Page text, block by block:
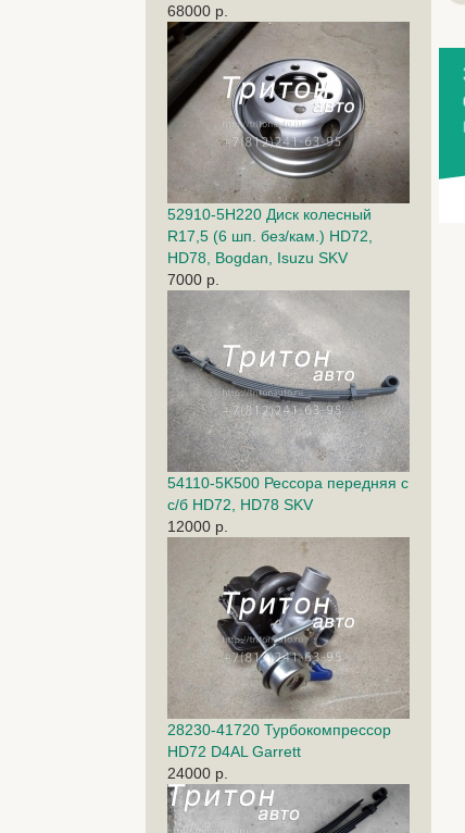
68000 р.
52910-5H220 Диск колесный
R17,5 (6 шп. без/кам.) HD72,
HD78, Bogdan, Isuzu SKV
7000 р.
54110-5K500 Рессора передняя с
с/б HD72, HD78 SKV
12000 р.
28230-41720 Турбокомпрессор
HD72 D4AL Garrett
24000 р.